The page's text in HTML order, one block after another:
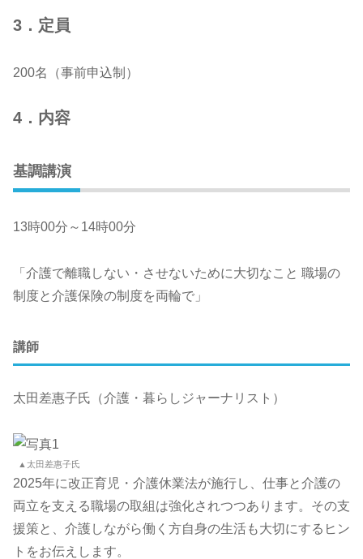
3．定員
200名（事前申込制）
4．内容
基調講演
13時00分～14時00分
「介護で離職しない・させないために大切なこと 職場の
制度と介護保険の制度を両輪で」
講師
太田差惠子氏（介護・暮らしジャーナリスト）
▲太田差惠子氏
2025年に改正育児・介護休業法が施行し、仕事と介護の
両立を支える職場の取組は強化されつつあります。その支
援策と、介護しながら働く方自身の生活も大切にするヒン
トをお伝えします。